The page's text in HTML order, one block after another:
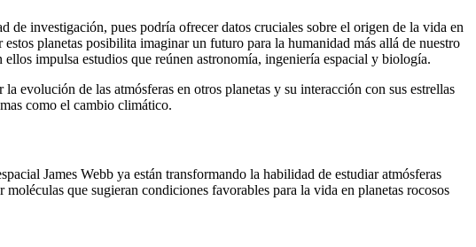
de investigación, pues podría ofrecer datos cruciales sobre el origen de la vida en
planetas posibilita imaginar un futuro para la humanidad más allá de nuestro
impulsa estudios que reúnen astronomía, ingeniería espacial y biología.
evolución de las atmósferas en otros planetas y su interacción con sus estrellas
como el cambio climático.
James Webb ya están transformando la habilidad de estudiar atmósferas
que sugieran condiciones favorables para la vida en planetas rocosos